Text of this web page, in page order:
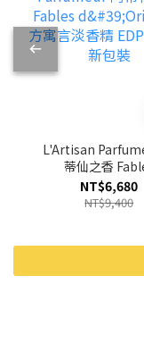
L'Artisan
蒂仙之香
d'Orient 東方寓
精 EDP 100ml 新
NT$6,680
NT$9,400